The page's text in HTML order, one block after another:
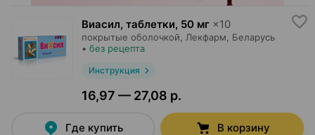
Виасил, таблетки, 50 мг ×10
покрытые оболочкой, Лекфарм , Беларусь
• без рецепта
Инструкция
16,97 — 27,08 р.
Где купить В корзину